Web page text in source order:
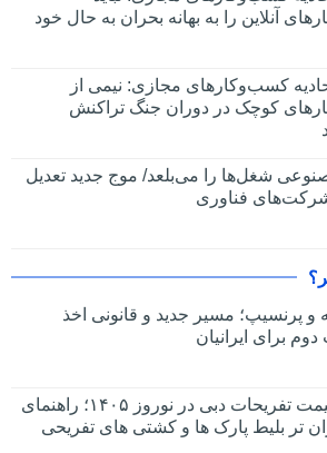
آنلاین را به بهانه بحران به حال خود
کسب‌وکارهای مجازی: نیمی از
کوچک در دوران جنگ‌ تراکنش
شغل‌ها را می‌بلعد/ موج جدید تعدیل
شرکت‌های فناوری
و پرنسیپ؛ مسیر جدید و قانونی اخذ
برای ایرانیان
لیست قیمت تفریحات دبی در نوروز ۱۴۰۵؛ راهنمای
تر بلیط پارک ها و کشتی های تفریحی